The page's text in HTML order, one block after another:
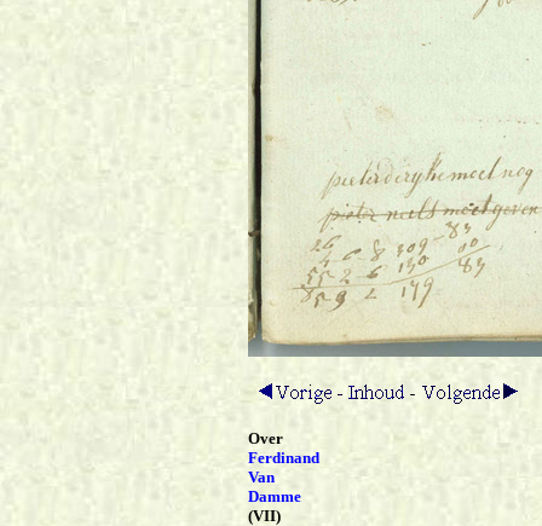
Over
Ferdinand
Van
Damme
(VII)